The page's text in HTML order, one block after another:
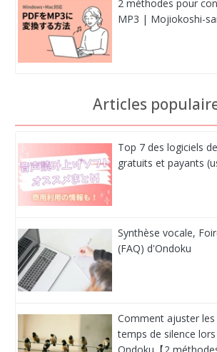
2 méthodes pour
MP3 | Mojiokoshi-
Articles
Top 7 des logiciels
gratuits et payants
Synthèse vocale,
(FAQ) d'Ondoku
Comment ajuster
temps de silence